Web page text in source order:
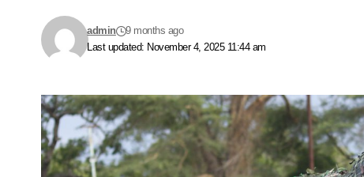
Last updated: November 4, 2025 11:44 am
admin 9 months ago